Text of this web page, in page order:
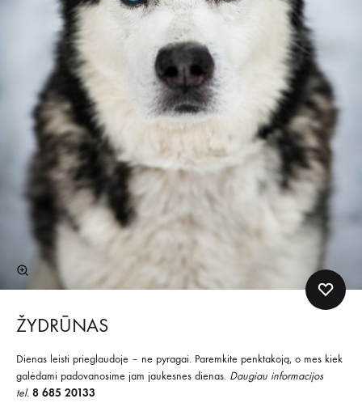
ŽYDRŪNAS
Dienas leisti prieglaudoje – ne pyragai. Paremkite penktakoją, o mes kiek
galėdami padovanosime jam jaukesnes dienas. Daugiau informacijos
tel. 8 685 20133